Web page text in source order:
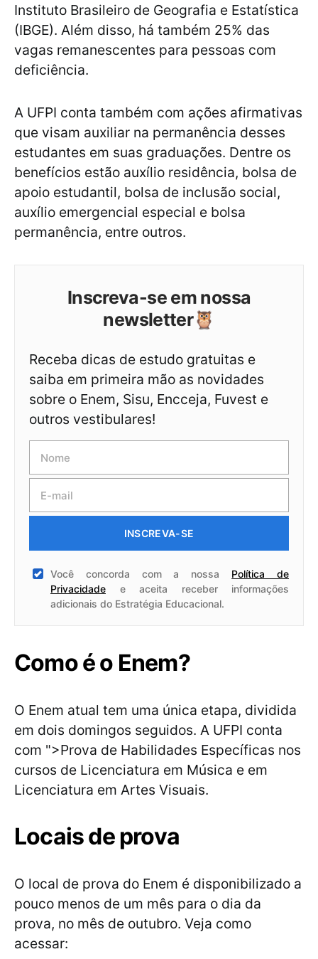
Instituto Brasileiro de Geografia e Estatística
(IBGE). Além disso, há também 25% das
vagas remanescentes para pessoas com
deficiência.
A UFPI conta também com ações afirmativas
que visam auxiliar na permanência desses
estudantes em suas graduações. Dentre os
benefícios estão auxílio residência, bolsa de
apoio estudantil, bolsa de inclusão social,
auxílio emergencial especial e bolsa
permanência, entre outros.
Inscreva-se em nossa
newsletter🦉
Receba dicas de estudo gratuitas e
saiba em primeira mão as novidades
sobre o Enem, Sisu, Encceja, Fuvest e
outros vestibulares!
INSCREVA-SE
Você concorda com a nossa Política de
Privacidade e aceita receber informações
adicionais do Estratégia Educacional.
Como é o Enem?
O Enem atual tem uma única etapa, dividida
em dois domingos seguidos. A UFPI conta
com ">Prova de Habilidades Específicas nos
cursos de Licenciatura em Música e em
Licenciatura em Artes Visuais.
Locais de prova
O local de prova do Enem é disponibilizado a
pouco menos de um mês para o dia da
prova, no mês de outubro. Veja como
acessar: